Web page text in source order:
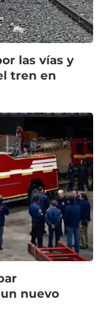
las vías y
tren en
nuevo